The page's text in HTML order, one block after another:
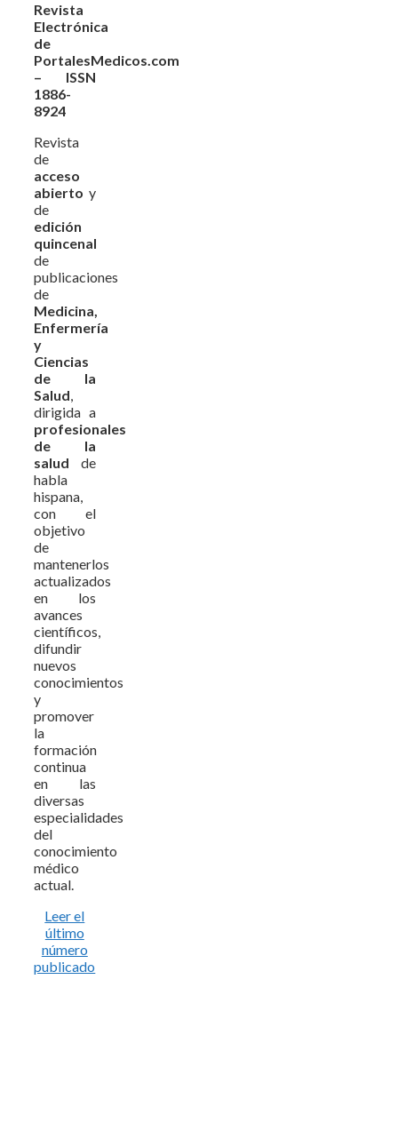
Revista
Electrónica
de
PortalesMedicos.com
– ISSN
1886-
8924
Revista
de
acceso
abierto y
de
edición
quincenal
de
publicaciones
de
Medicina,
Enfermería
y
Ciencias
de la
Salud,
dirigida a
profesionales
de la
salud de
habla
hispana,
con el
objetivo
de
mantenerlos
actualizados
en los
avances
científicos,
difundir
nuevos
conocimientos
y
promover
la
formación
continua
en las
diversas
especialidades
del
conocimiento
médico
actual.
Leer el
último
número
publicado